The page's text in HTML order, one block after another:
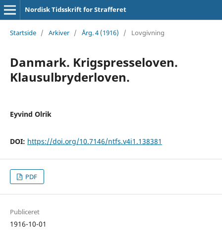
Nordisk Tidsskrift for Strafferet
Startside / Arkiver / Årg. 4 (1916) / Lovgivning
Danmark. Krigspresseloven.
Klausulbryderloven.
Eyvind Olrik
DOI: https://doi.org/10.7146/ntfs.v4i1.138381
PDF
Publiceret
1916-10-01